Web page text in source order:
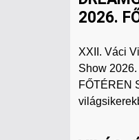
2026.
XXII. Váci
Show
FŐTÉREN